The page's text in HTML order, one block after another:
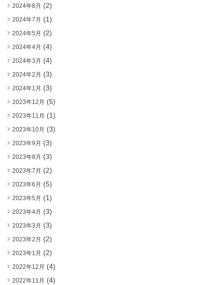
2024年8月 (2)
2024年7月 (1)
2024年5月 (2)
2024年4月 (4)
2024年3月 (4)
2024年2月 (3)
2024年1月 (3)
2023年12月 (5)
2023年11月 (1)
2023年10月 (3)
2023年9月 (3)
2023年8月 (3)
2023年7月 (2)
2023年6月 (5)
2023年5月 (1)
2023年4月 (3)
2023年3月 (3)
2023年2月 (2)
2023年1月 (2)
2022年12月 (4)
2022年11月 (4)